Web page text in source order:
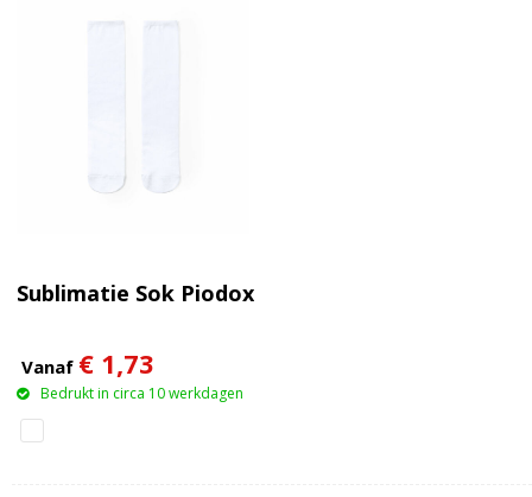
Sublimatie Sok Piodox
Vanaf € 1,73
Bedrukt in circa 10 werkdagen